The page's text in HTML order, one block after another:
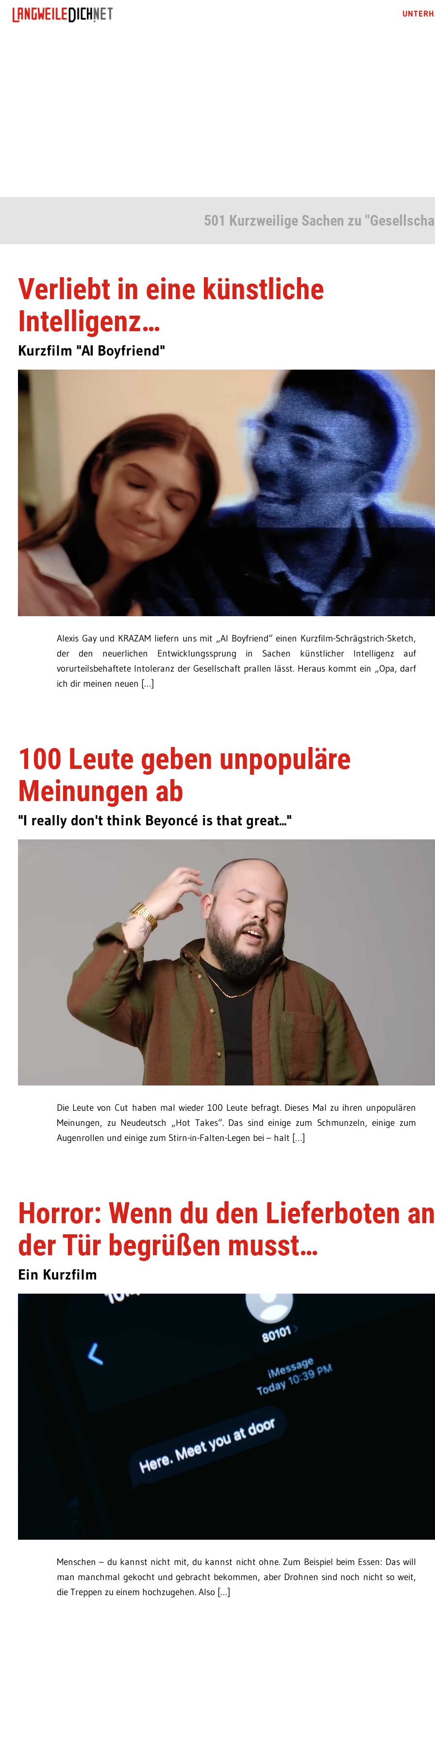
501 Kurzweilige Sachen zu
Verliebt in eine künstliche
Intelligenz…
Kurzfilm "AI Boyfriend"
Alexis Gay und KRAZAM liefern uns mit „AI Boyfriend“ einen Kurzfilm-Schrägstrich-Sketch,
der den neuerlichen Entwicklungssprung in Sachen künstlicher Intelligenz auf
vorurteilsbehaftete Intoleranz der Gesellschaft prallen lässt. Heraus kommt ein „Opa, darf
ich dir meinen neuen […]
100 Leute geben unpopuläre
Meinungen ab
"I really don't think Beyoncé is that great..."
Die Leute von Cut haben mal wieder 100 Leute befragt. Dieses Mal zu ihren unpopulären
Meinungen, zu Neudeutsch „Hot Takes“. Das sind einige zum Schmunzeln, einige zum
Augenrollen und einige zum Stirn-in-Falten-Legen bei – halt […]
Horror: Wenn du den Lieferboten an
der Tür begrüßen musst…
Ein Kurzfilm
Menschen – du kannst nicht mit, du kannst nicht ohne. Zum Beispiel beim Essen: Das will
man manchmal gekocht und gebracht bekommen, aber Drohnen sind noch nicht so weit,
die Treppen zu einem hochzugehen. Also […]